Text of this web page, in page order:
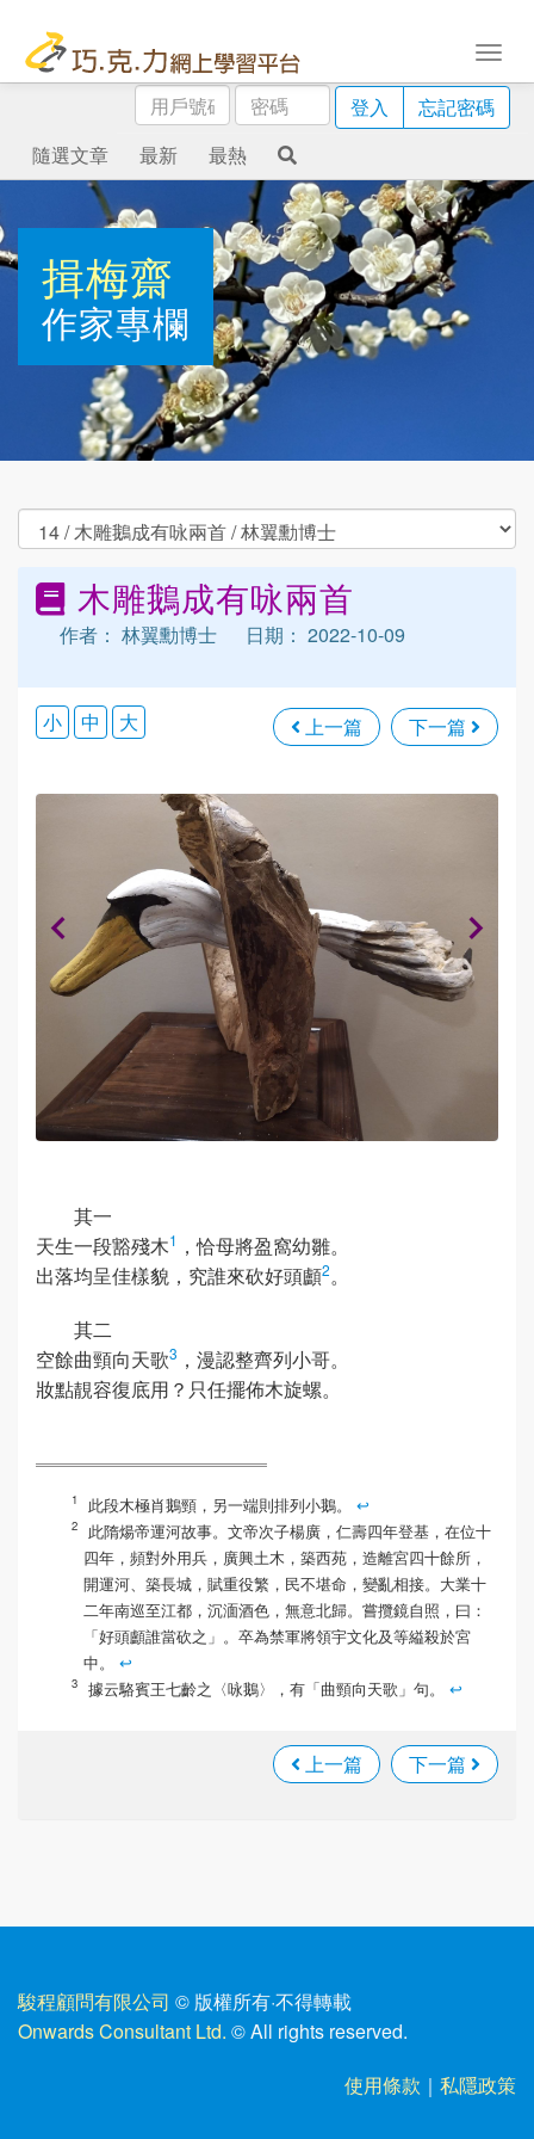
用
戶
號
碼
密
碼
登入
忘記密碼
隨選文章
最新 最熱
揖梅齋
作家專欄
木雕鵝成有咏兩首
作者： 林翼勳博士 日期： 2022-10-09
上一篇 下一篇
小 中 大
其一
天生一段豁殘木1 ，恰母將盈窩幼雛。
出落均呈佳樣貌，究誰來砍好頭顱2。
其二
空餘曲頸向天歌3 ，漫認整齊列小哥。
妝點靚容復底用？只任擺佈木旋螺。
此段木極肖鵝頸，另一端則排列小鵝。 ↩
此隋煬帝運河故事。文帝次子楊廣，仁壽四年登基，在位十
四年，頻對外用兵，廣興土木，築西苑，造離宮四十餘所，
開運河、築長城，賦重役繁，民不堪命，變亂相接。大業十
二年南巡至江都，沉湎酒色，無意北歸。嘗攬鏡自照，曰：
「好頭顱誰當砍之」。卒為禁軍將領宇文化及等縊殺於宮
中。 ↩
據云駱賓王七齡之〈咏鵝〉，有「曲頸向天歌」句。 ↩
上一篇 下一篇
駿程顧問有限公司 © 版權所有·不得轉載
Onwards Consultant Ltd. © All rights reserved.
使用條款 ｜ 私隱政策